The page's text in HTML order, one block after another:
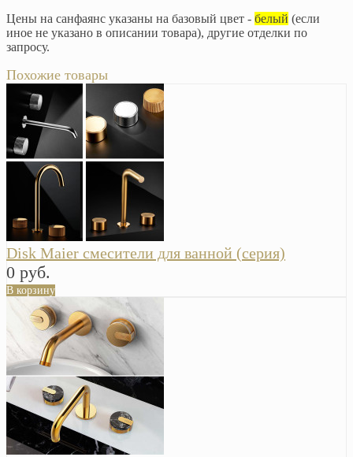
Цены на санфаянс указаны на базовый цвет - белый (если
иное не указано в описании товара), другие отделки по
запросу.
Похожие товары
Disk Maier смесители для ванной (серия)
0 руб.
В корзину